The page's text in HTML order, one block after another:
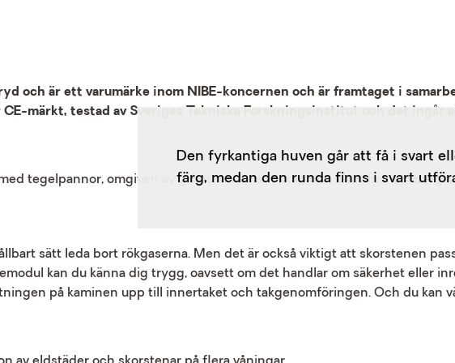
och är ett varumärke inom NIBE-koncernen och är framtaget i
märkt, testad av Sveriges Tekniska Forskningsinstitut och det ingår
Den fyrkantiga huven går att få i svart
färg, medan den runda finns i svart
sätt leda bort rökgaserna. Men det är också viktigt att skorstenen
kan du känna dig trygg, oavsett om det handlar om säkerhet eller
på kaminen upp till innertaket och takgenomföringen. Och du kan